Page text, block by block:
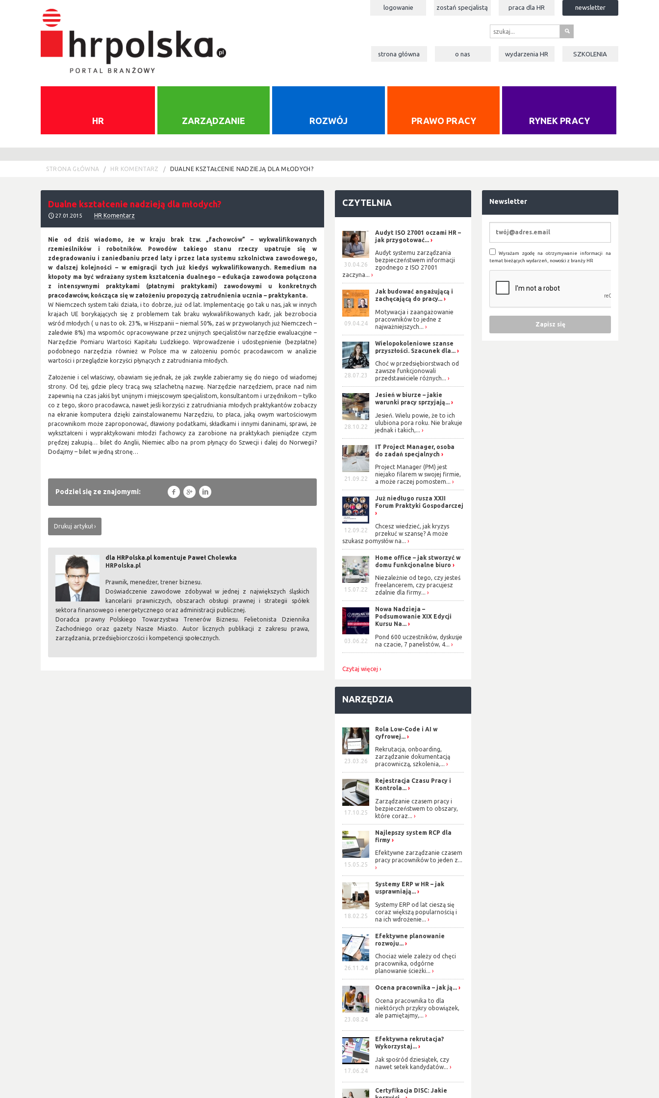
logowanie zostań specjalistą praca dla HR newsletter
s
strona główna o nas wydarzenia HR SZKOLENIA
HR ZARZĄDZANIE ROZWÓJ PRAWO PRACY RYNEK PRACY
STRONA GŁÓWNA HR KOMENTARZ DUALNE KSZTAŁCENIE NADZIEJĄ DLA MŁODYCH?
Dualne kształcenie nadzieją dla młodych?
27.01.2015 HR Komentarz
Nie od dziś wiadomo, że w kraju brak tzw. „fachowców” – wykwalifikowanych
rzemieślników i robotników. Powodów takiego stanu rzeczy upatruje się w
zdegradowaniu i zaniedbaniu przed laty i przez lata systemu szkolnictwa zawodowego,
w dalszej kolejności – w emigracji tych już kiedyś wykwalifikowanych. Remedium na
kłopoty ma być wdrażany system kształcenia dualnego – edukacja zawodowa połączona
z intensywnymi praktykami (płatnymi praktykami) zawodowymi u konkretnych
pracodawców, kończąca się w założeniu propozycją zatrudnienia ucznia – praktykanta.
W Niemczech system taki działa, i to dobrze, już od lat. Implementację go tak u nas, jak w innych
krajach UE borykających się z problemem tak braku wykwalifikowanych kadr, jak bezrobocia
wśród młodych ( u nas to ok. 23%, w Hiszpanii – niemal 50%, zaś w przywołanych już Niemczech –
zaledwie 8%) ma wspomóc opracowywane przez unijnych specjalistów narzędzie ewaluacyjne –
Narzędzie Pomiaru Wartości Kapitału Ludzkiego. Wprowadzenie i udostępnienie (bezpłatne)
podobnego narzędzia również w Polsce ma w założeniu pomóc pracodawcom w analizie
wartości i przeglądzie korzyści płynących z zatrudniania młodych.
Założenie i cel właściwy, obawiam się jednak, że jak zwykle zabieramy się do niego od wiadomej
strony. Od tej, gdzie plecy tracą swą szlachetną nazwę. Narzędzie narzędziem, prace nad nim
zapewnią na czas jakiś byt unijnym i miejscowym specjalistom, konsultantom i urzędnikom – tylko
co z tego, skoro pracodawca, nawet jeśli korzyści z zatrudniania młodych praktykantów zobaczy
na ekranie komputera dzięki zainstalowanemu Narzędziu, to płaca, jaką owym wartościowym
pracownikom może zaproponować, dławiony podatkami, składkami i innymi daninami, sprawi, że
wykształceni i wypraktykowani młodzi fachowcy za zarobione na praktykach pieniądze czym
prędzej zakupią… bilet do Anglii, Niemiec albo na prom płynący do Szwecji i dalej do Norwegii?
Dodajmy – bilet w jedną stronę…
Podziel się ze znajomymi: f g l
Drukuj artykuł
dla HRPolska.pl komentuje Paweł Cholewka
HRPolska.pl
Prawnik, menedżer, trener biznesu.
Doświadczenie zawodowe zdobywał w jednej z największych śląskich
kancelarii prawniczych, obszarach obsługi prawnej i strategii spółek
sektora finansowego i energetycznego oraz administracji publicznej.
Doradca prawny Polskiego Towarzystwa Trenerów Biznesu. Felietonista Dziennika
Zachodniego oraz gazety Nasze Miasto. Autor licznych publikacji z zakresu prawa,
zarządzania, przedsiębiorczości i kompetencji społecznych.
CZYTELNIA
30.04.26
Audyt ISO 27001 oczami HR –
jak przygotować...
Audyt systemu zarządzania
bezpieczeństwem informacji
zgodnego z ISO 27001
zaczyna...
09.04.24
Jak budować angażującą i
zachęcającą do pracy...
Motywacja i zaangażowanie
pracowników to jedne z
najważniejszych...
28.07.23
Wielopokoleniowe szanse
przyszłości. Szacunek dla...
Choć w przedsiębiorstwach od
zawsze funkcjonowali
przedstawiciele różnych...
28.10.22
Jesień w biurze – jakie
warunki pracy sprzyjają...
Jesień. Wielu powie, że to ich
ulubiona pora roku. Nie brakuje
jednak i takich,...
21.09.22
IT Project Manager, osoba
do zadań specjalnych
Project Manager (PM) jest
niejako filarem w swojej firmie,
a może raczej pomostem...
12.09.22
Już niedługo rusza XXII
Forum Praktyki Gospodarczej
Chcesz wiedzieć, jak kryzys
przekuć w szansę? A może
szukasz pomysłów na...
15.07.22
Home office – jak stworzyć w
domu funkcjonalne biuro
Niezależnie od tego, czy jesteś
freelancerem, czy pracujesz
zdalnie dla firmy...
03.06.22
Nowa Nadzieja –
Podsumowanie XIX Edycji
Kursu Na...
Pond 600 uczestników, dyskusje
na czacie, 7 panelistów, 4...
Czytaj więcej
NARZĘDZIA
23.03.26
Rola Low-Code i AI w
cyfrowej...
Rekrutacja, onboarding,
zarządzanie dokumentacją
pracowniczą, szkolenia,...
17.10.25
Rejestracja Czasu Pracy i
Kontrola...
Zarządzanie czasem pracy i
bezpieczeństwem to obszary,
które coraz...
15.05.25
Najlepszy system RCP dla
firmy
Efektywne zarządzanie czasem
pracy pracowników to jeden z...
18.02.25
Systemy ERP w HR – jak
usprawniają...
Systemy ERP od lat cieszą się
coraz większą popularnością i
na ich wdrożenie...
26.11.24
Efektywne planowanie
rozwoju...
Chociaż wiele zależy od chęci
pracownika, odgórne
planowanie ścieżki...
23.08.24
Ocena pracownika – jak ją...
Ocena pracownika to dla
niektórych przykry obowiązek,
ale pamiętajmy,...
17.06.24
Efektywna rekrutacja?
Wykorzystaj...
Jak spośród dziesiątek, czy
nawet setek kandydatów...
Certyfikacja DISC: Jakie
Newsletter
Wyrażam zgodę na otrzymywanie informacji na
temat bieżących wydarzeń, nowości z branży HR